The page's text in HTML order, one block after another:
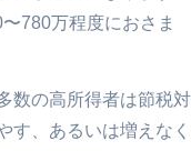
780万程度におさま
数の高所得者は節税対
す、あるいは増えなく